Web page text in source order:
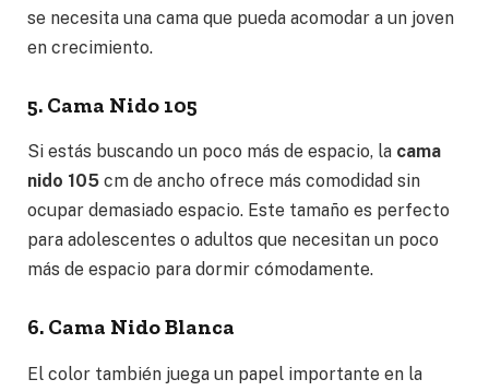
se necesita una cama que pueda acomodar a un joven
en crecimiento.
5. Cama Nido 105
Si estás buscando un poco más de espacio, la cama
nido 105 cm de ancho ofrece más comodidad sin
ocupar demasiado espacio. Este tamaño es perfecto
para adolescentes o adultos que necesitan un poco
más de espacio para dormir cómodamente.
6. Cama Nido Blanca
El color también juega un papel importante en la